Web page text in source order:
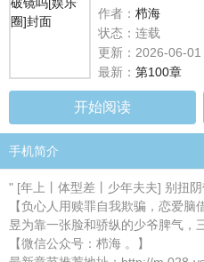
作者： 栉海
状态：连载
更新：2026-06-
最新： 第100章
开始阅读
手机简介
" [年上丨体型差丨少年夫夫] 别扭
【负心人用赎罪自我欺骗，恋爱
昱为靠一张脸和骄纵的少爷脾气，
【微信公众号：栉海 。】